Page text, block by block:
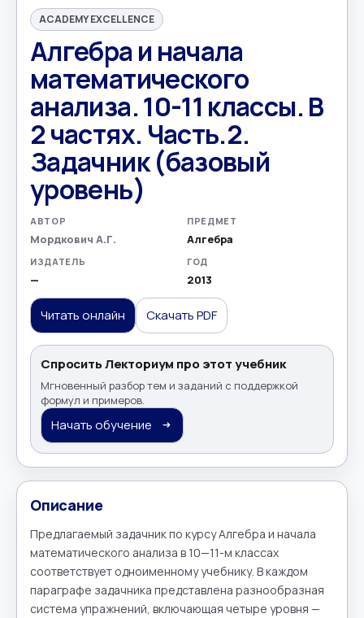
ACADEMY EXCELLENCE
Алгебра и начала
математического
анализа. 10-11 классы. В
2 частях. Часть.2.
Задачник (базовый
уровень)
АВТОР
Мордкович А.Г.
ПРЕДМЕТ
Алгебра
ИЗДАТЕЛЬ
—
ГОД
2013
Читать онлайн Скачать PDF
Спросить Лекториум про этот учебник
Мгновенный разбор тем и заданий с поддержкой
формул и примеров.
Начать обучение
Описание
Предлагаемый задачник по курсу Алгебра и начала
математического анализа в 10—11-м классах
соответствует одноименному учебнику. В каждом
параграфе задачника представлена разнообразная
система упражнений, включающая четыре уровня —